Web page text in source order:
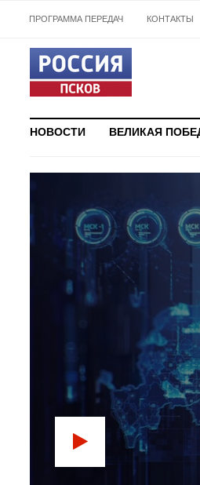
ПРОГРАММА ПЕРЕДАЧ КОНТАКТЫ
НОВОСТИ ВЕЛИКАЯ